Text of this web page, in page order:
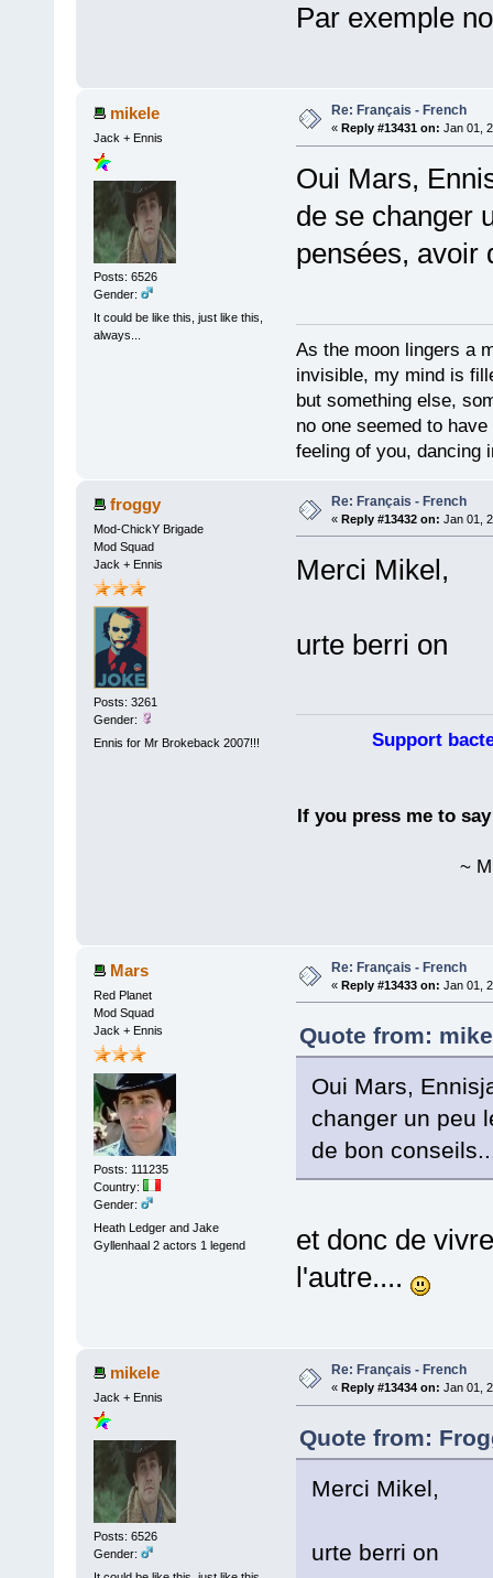
Par exemple
mikele
Jack + Ennis
Posts: 6526
Gender:
It could be like this, just like this,
always...
Re: Français - French
« Reply #13431 on: Jan 01,
Oui Mars,
de se changer
pensées, avoir
As the moon lingers a
invisible, my mind is
but something else,
no one seemed to
feeling of you, dancing
froggy
Mod-ChickY Brigade
Mod Squad
Jack + Ennis
Posts: 3261
Gender:
Ennis for Mr Brokeback 2007!!!
Re: Français - French
« Reply #13432 on: Jan 01,
Merci Mikel,
urte berri on
Support
If you press me to
~
Mars
Red Planet
Mod Squad
Jack + Ennis
Posts: 111235
Country:
Gender:
Heath Ledger and Jake
Gyllenhaal 2 actors 1 legend
Re: Français - French
« Reply #13433 on: Jan 01,
Quote from:
Oui Mars,
changer un peu
de bon
et donc de
l'autre....
mikele
Jack + Ennis
Posts: 6526
Gender:
Re: Français - French
« Reply #13434 on: Jan 01,
Quote from:
Merci Mikel,
urte berri on